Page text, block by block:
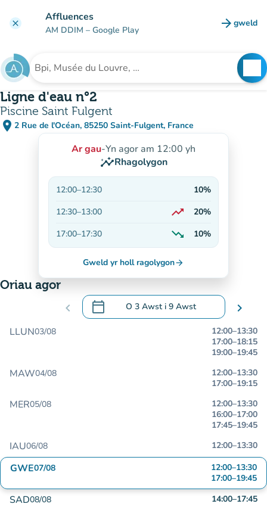
clear Affluences
AM DDIM – Google Play arrow_forward gweld
(tab
Chwilio am sefydliad
Ligne d'eau n°2
Piscine Saint Fulgent
place 2 Rue de l'Océan, 85250 Saint-Fulgent, France
(agor yn Google Maps)
(tab newydd)
Ar gau-Yn agor am 12:00 yh
insightsRhagolygon
12:00–12:30
10%
12:30–13:00 trending_up
20%
17:00–17:30 trending_down
Yn lleihau
10%
Gweld yr holl ragolygonarrow_forward
Oriau agor
chevron_left calendar_today O 3 Awst i 9 Awst
.Agor y calendr i newid dyddiadau chevron_right
LLUN03/08 12:00–13:30
17:00–18:15
19:00–19:45
MAW04/08 12:00–13:30
17:00–19:15
MER05/08 12:00–13:30
16:00–17:00
17:45–19:45
IAU06/08 12:00–13:30
GWE07/08 12:00–13:30
17:00–19:45
SAD08/08 14:00–17:45